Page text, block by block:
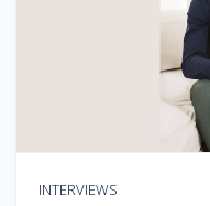
INTERVIEWS